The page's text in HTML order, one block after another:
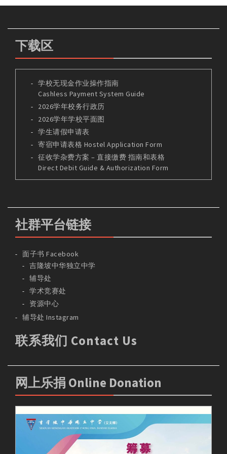
下载区
学校无现金作业操作指南
Cashless Payment System Guide
2026学年校务行政历
2026学年学校平面图
学生请假申请表
寄宿申请表格 Hostel Application Form
征收学杂费方案 – 直接缴费 指南和表格
Direct Debit Guide & Authorization Form
社群平台链接
面子书 Facebook
吉隆坡中华独立中学
辅导处
学术竞赛处
资源中心
辅导处 Instagram
联系我们 Contact Us
网上乐捐 Online Donation